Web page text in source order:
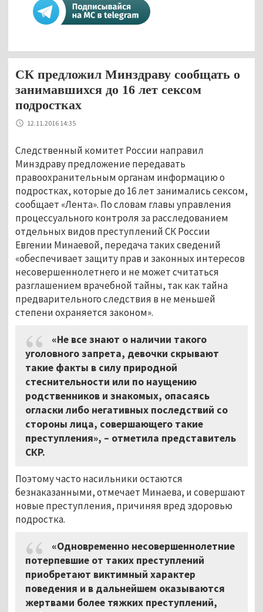
СК предложил Минздраву сообщать о
занимавшихся до 16 лет сексом
подростках
12.11.2016 14:35
Следственный комитет России направил
Минздраву предложение передавать
правоохранительным органам информацию о
подростках, которые до 16 лет занимались сексом,
сообщает «Лента». По словам главы управления
процессуального контроля за расследованием
отдельных видов преступлений СК России
Евгении Минаевой, передача таких сведений
«обеспечивает защиту прав и законных интересов
несовершеннолетнего и не может считаться
разглашением врачебной тайны, так как тайна
предварительного следствия в не меньшей
степени охраняется законом».
«Не все знают о наличии такого
уголовного запрета, девочки скрывают
такие факты в силу природной
стеснительности или по наущению
родственников и знакомых, опасаясь
огласки либо негативных последствий со
стороны лица, совершающего такие
преступления», – отметила представитель
СКР.
Поэтому часто насильники остаются
безнаказанными, отмечает Минаева, и совершают
новые преступления, причиняя вред здоровью
подростка.
«Одновременно несовершеннолетние
потерпевшие от таких преступлений
приобретают виктимный характер
поведения и в дальнейшем оказываются
жертвами более тяжких преступлений,